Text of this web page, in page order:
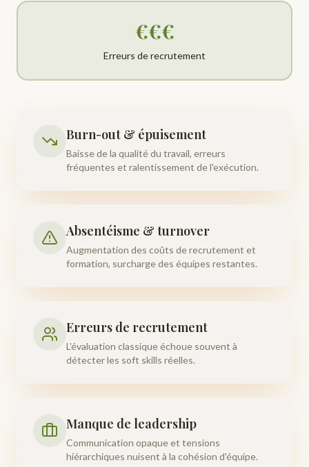
€€€
Erreurs de recrutement
Burn-out & épuisement
Baisse de la qualité du travail, erreurs
fréquentes et ralentissement de l'exécution.
Absentéisme & turnover
Augmentation des coûts de recrutement et
formation, surcharge des équipes restantes.
Erreurs de recrutement
L'évaluation classique échoue souvent à
détecter les soft skills réelles.
Manque de leadership
Communication opaque et tensions
hiérarchiques nuisent à la cohésion d'équipe.